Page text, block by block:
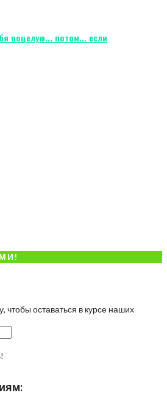
поцелую... потом... если
чтобы оставаться в курсе наших